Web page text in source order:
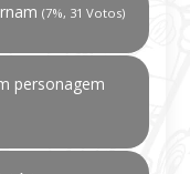
(7%, 31 Votos)
personagem